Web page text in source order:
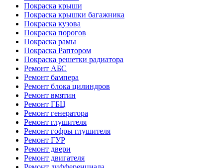
Покраска крыши
Покраска крышки багажника
Покраска кузова
Покраска порогов
Покраска рамы
Покраска Раптором
Покраска решетки радиатора
Ремонт АБС
Ремонт бампера
Ремонт блока цилиндров
Ремонт вмятин
Ремонт ГБЦ
Ремонт генератора
Ремонт глушителя
Ремонт гофры глушителя
Ремонт ГУР
Ремонт двери
Ремонт двигателя